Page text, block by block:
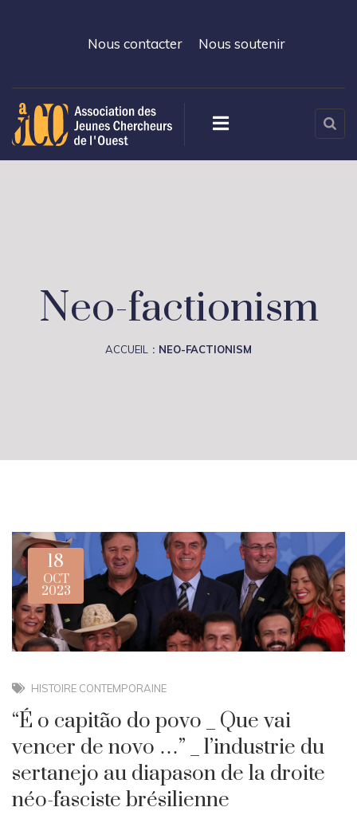
Nous contacter Nous soutenir
Neo-factionism
ACCUEIL NEO-FACTIONISM
18
OCT
2023
HISTOIRE CONTEMPORAINE
“É o capitão do povo _ Que vai
vencer de novo …” _ l’industrie du
sertanejo au diapason de la droite
néo-fasciste brésilienne